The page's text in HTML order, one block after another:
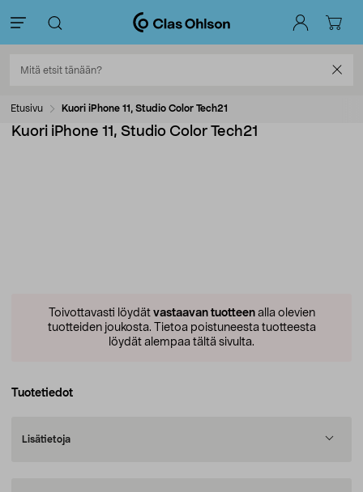
Etusivu Kuori iPhone 11, Studio Color Tech21
Kuori iPhone 11, Studio Color Tech21
Toivottavasti löydät vastaavan tuotteenalla olevien
tuotteiden joukosta. Tietoa poistuneesta tuotteesta
löydät alempaa tältä sivulta.
Tuotetiedot
Lisätietoja